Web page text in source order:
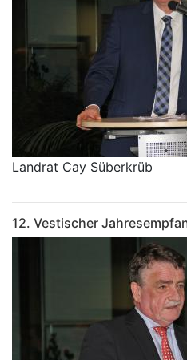
Landrat Cay Süberkrüb
12. Vestischer